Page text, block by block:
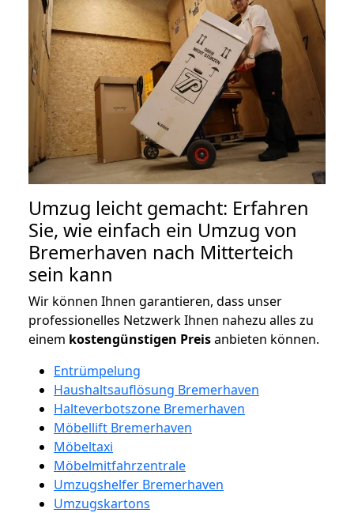
Umzug leicht gemacht: Erfahren
Sie, wie einfach ein Umzug von
Bremerhaven nach Mitterteich
sein kann
Wir können Ihnen garantieren, dass unser
professionelles Netzwerk Ihnen nahezu alles zu
einem kostengünstigen Preisanbieten können.
Entrümpelung
Haushaltsauflösung Bremerhaven
Halteverbotszone Bremerhaven
Möbellift Bremerhaven
Möbeltaxi
Möbelmitfahrzentrale
Umzugshelfer Bremerhaven
Umzugskartons